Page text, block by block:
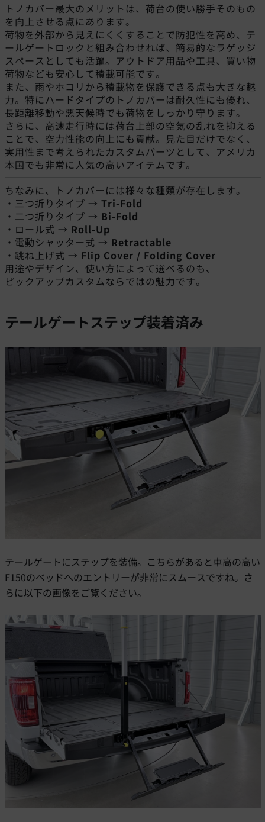
トノカバー最大のメリットは、荷台の使い勝手そのもの
を向上させる点にあります。
荷物を外部から見えにくくすることで防犯性を高め、テ
ールゲートロックと組み合わせれば、簡易的なラゲッジ
スペースとしても活躍。アウトドア用品や工具、買い物
荷物なども安心して積載可能です。
また、雨やホコリから積載物を保護できる点も大きな魅
力。特にハードタイプのトノカバーは耐久性にも優れ、
長距離移動や悪天候時でも荷物をしっかり守ります。
さらに、高速走行時には荷台上部の空気の乱れを抑える
ことで、空力性能の向上にも貢献。見た目だけでなく、
実用性まで考えられたカスタムパーツとして、アメリカ
本国でも非常に人気の高いアイテムです。
ちなみに、トノカバーには様々な種類が存在します。
・三つ折りタイプ → Tri-Fold
・二つ折りタイプ → Bi-Fold
・ロール式 → Roll-Up
・電動シャッター式 → Retractable
・跳ね上げ式 → Flip Cover / Folding Cover
用途やデザイン、使い方によって選べるのも、
ピックアップカスタムならではの魅力です。
テールゲートステップ装着済み
テールゲートにステップを装備。こちらがあると車高の高い
F150のベッドへのエントリーが非常にスムースですね。さ
らに以下の画像をご覧ください。